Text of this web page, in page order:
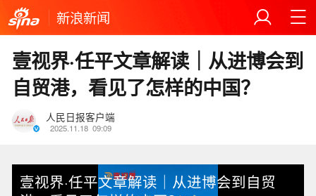
新浪新闻
壹视界·任平文章解读｜从进博会到
自贸港，看见了怎样的中国？
人民日报客户端
2025.11.18 09:09
壹视界·任平文章解读｜从进博会到自贸